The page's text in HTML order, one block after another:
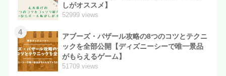
しがオススメ】
52999 views
4
アブーズ・バザール攻略の8つのコツとテクニ
ックを全部公開【ディズニーシーで唯一景品
がもらえるゲーム】
51709 views